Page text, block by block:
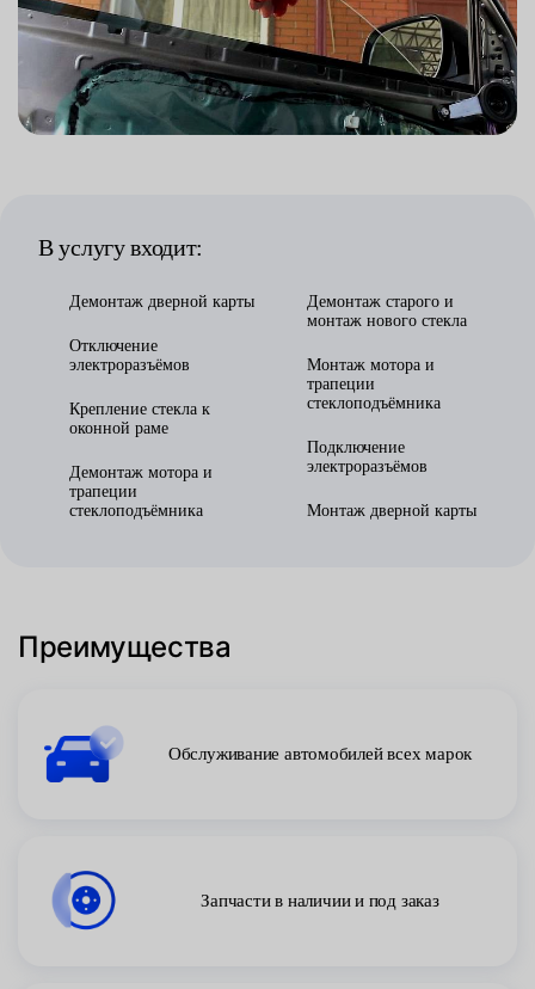
В услугу входит:
Демонтаж дверной карты
Отключение
электроразъёмов
Крепление стекла к
оконной раме
Демонтаж мотора и
трапеции
стеклоподъёмника
Демонтаж старого и
монтаж нового стекла
Монтаж мотора и
трапеции
стеклоподъёмника
Подключение
электроразъёмов
Монтаж дверной карты
Преимущества
Обслуживание автомобилей всех марок
Запчасти в наличии и под заказ